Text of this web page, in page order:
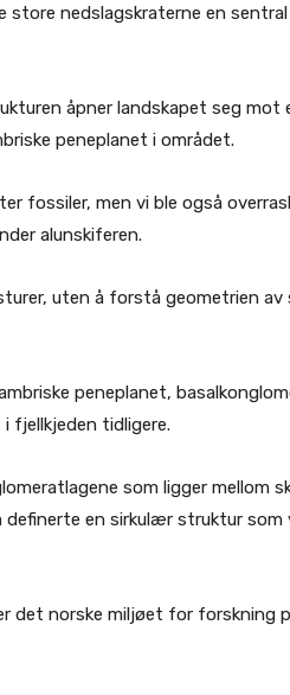
nedslagskraterne en
åpner landskapet seg mot
peneplanet i området.
fossiler, men vi ble også
alunskiferen.
uten å forstå geometrien
peneplanet,
fjellkjeden tidligere.
som ligger mellom
en sirkulær struktur som
det norske miljøet for forskning